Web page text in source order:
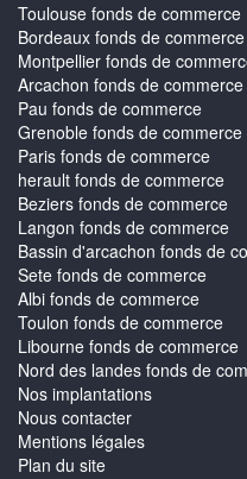
Toulouse fonds de commerce
Bordeaux fonds de commerce
Montpellier fonds de
Arcachon fonds de commerce
Pau fonds de commerce
Grenoble fonds de commerce
Paris fonds de commerce
herault fonds de commerce
Beziers fonds de commerce
Langon fonds de commerce
Bassin d'arcachon fonds de
Sete fonds de commerce
Albi fonds de commerce
Toulon fonds de commerce
Libourne fonds de commerce
Nord des landes fonds de
Nos implantations
Nous contacter
Mentions légales
Plan du site